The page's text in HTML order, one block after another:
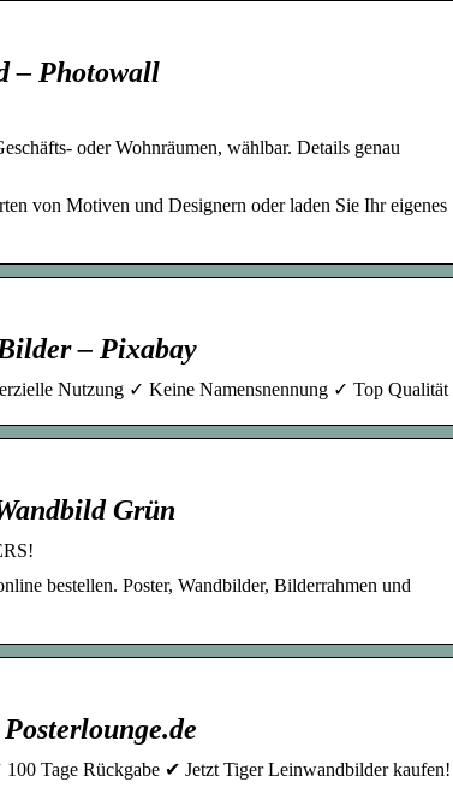
– Photowall
oder Wohnräumen, wählbar. Details genau
von Motiven und Designern oder laden Sie Ihr eigenes
– Pixabay
Nutzung ✓ Keine Namensnennung ✓ Top Qualität
Grün
bestellen. Poster, Wandbilder, Bilderrahmen und
Tage Rückgabe ✔ Jetzt Tiger Leinwandbilder kaufen!